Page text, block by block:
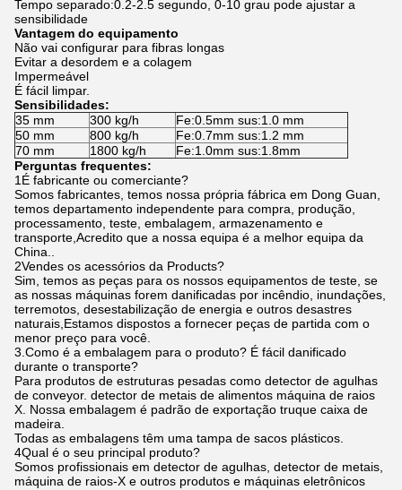
Tempo separado:0.2-2.5 segundo, 0-10 grau pode ajustar a
sensibilidade
Vantagem do equipamento
Não vai configurar para fibras longas
Evitar a desordem e a colagem
Impermeável
É fácil limpar.
Sensibilidades:
35 mm
300 kg/h
Fe:0.5mm sus:1.0 mm
50 mm
800 kg/h
Fe:0.7mm sus:1.2 mm
70 mm
1800 kg/h
Fe:1.0mm sus:1.8mm
Perguntas frequentes:
1É fabricante ou comerciante?
Somos fabricantes, temos nossa própria fábrica em Dong Guan,
temos departamento independente para compra, produção,
processamento, teste, embalagem, armazenamento e
transporte,Acredito que a nossa equipa é a melhor equipa da
China..
2Vendes os acessórios da Products?
Sim, temos as peças para os nossos equipamentos de teste, se
as nossas máquinas forem danificadas por incêndio, inundações,
terremotos, desestabilização de energia e outros desastres
naturais,Estamos dispostos a fornecer peças de partida com o
menor preço para você.
3.Como é a embalagem para o produto? É fácil danificado
durante o transporte?
Para produtos de estruturas pesadas como detector de agulhas
de conveyor. detector de metais de alimentos máquina de raios
X. Nossa embalagem é padrão de exportação truque caixa de
madeira.
Todas as embalagens têm uma tampa de sacos plásticos.
4Qual é o seu principal produto?
Somos profissionais em detector de agulhas, detector de metais,
máquina de raios-X e outros produtos e máquinas eletrônicos